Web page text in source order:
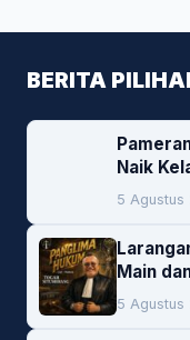
BERITA
Naik
Lokal
5 Agustus
Main
5 Agustus